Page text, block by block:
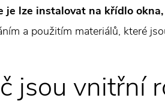
je lze instalovat na křídlo
a použitím materiálů, které
jsou vnitřní